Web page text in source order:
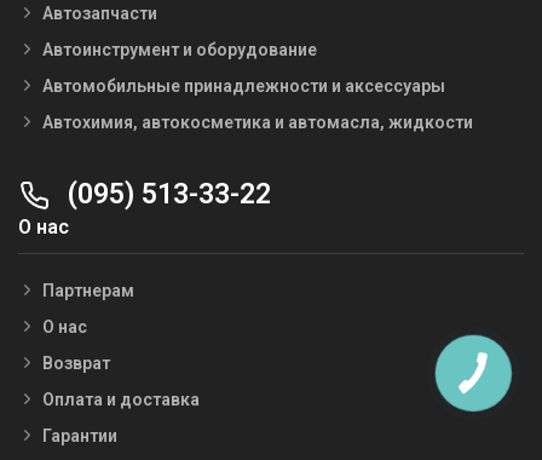
Автозапчасти
Автоинструмент и оборудование
Автомобильные принадлежности и аксессуары
Автохимия, автокосметика и автомасла, жидкости
(095) 513-33-22
О нас
Партнерам
О нас
Возврат
Оплата и доставка
Гарантии